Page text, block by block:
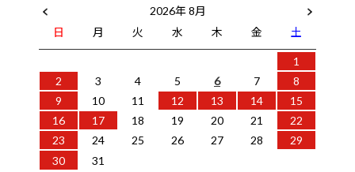
2026年 8月
日
月 火 水 木 金
土
1
2
3 4 5 6 7
8
9
10 11 12 13 14
15
16
17 18 19 20 21
22
23
24 25 26 27 28
29
30
31